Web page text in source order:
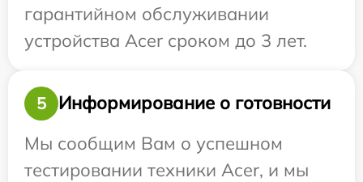
гарантийном обслуживании
устройства Acer сроком до 3 лет.
5
Информирование о готовности
Мы сообщим Вам о успешном
тестировании техники Acer, и мы